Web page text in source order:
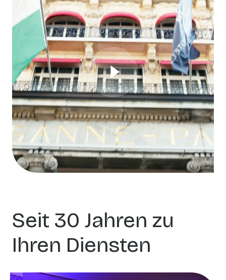
Seit 30 Jahren zu
Ihren Diensten